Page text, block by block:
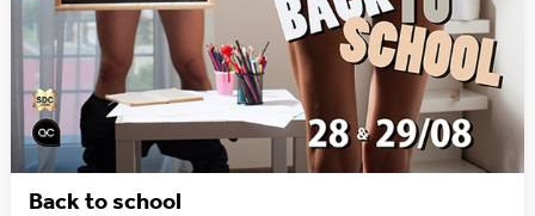
Back to school